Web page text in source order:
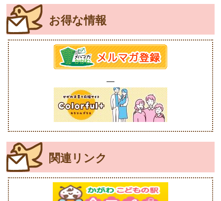
お得な情報
関連リンク